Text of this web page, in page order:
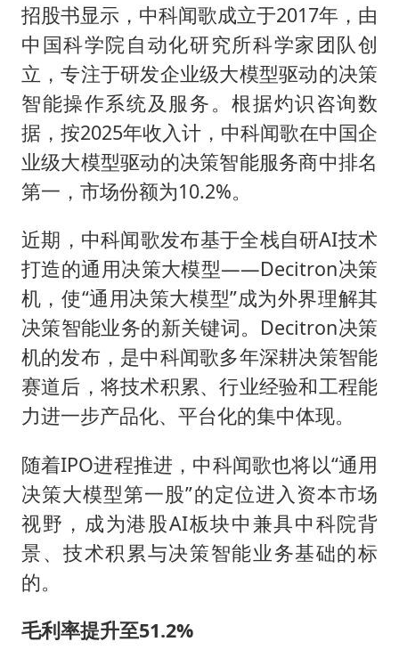
女子利用漏洞0元薅走3000多件家电
首次证实！“胶球”存在
村民谈“梅姨”：叫的其实是“媒姨”
关之琳否认与27岁模特的恋情
奋进开新局 实干挑大梁
招股书显示，中科闻歌成立于2017年，由
中国科学院自动化研究所科学家团队创
立，专注于研发企业级大模型驱动的决策
智能操作系统及服务。根据灼识咨询数
据，按2025年收入计，中科闻歌在中国企
业级大模型驱动的决策智能服务商中排名
第一，市场份额为10.2%。
近期，中科闻歌发布基于全栈自研AI技术
打造的通用决策大模型——Decitron决策
机，使“通用决策大模型”成为外界理解其
决策智能业务的新关键词。Decitron决策
机的发布，是中科闻歌多年深耕决策智能
赛道后，将技术积累、行业经验和工程能
力进一步产品化、平台化的集中体现。
随着IPO进程推进，中科闻歌也将以“通用
决策大模型第一股”的定位进入资本市场
视野，成为港股AI板块中兼具中科院背
景、技术积累与决策智能业务基础的标
的。
毛利率提升至51.2%